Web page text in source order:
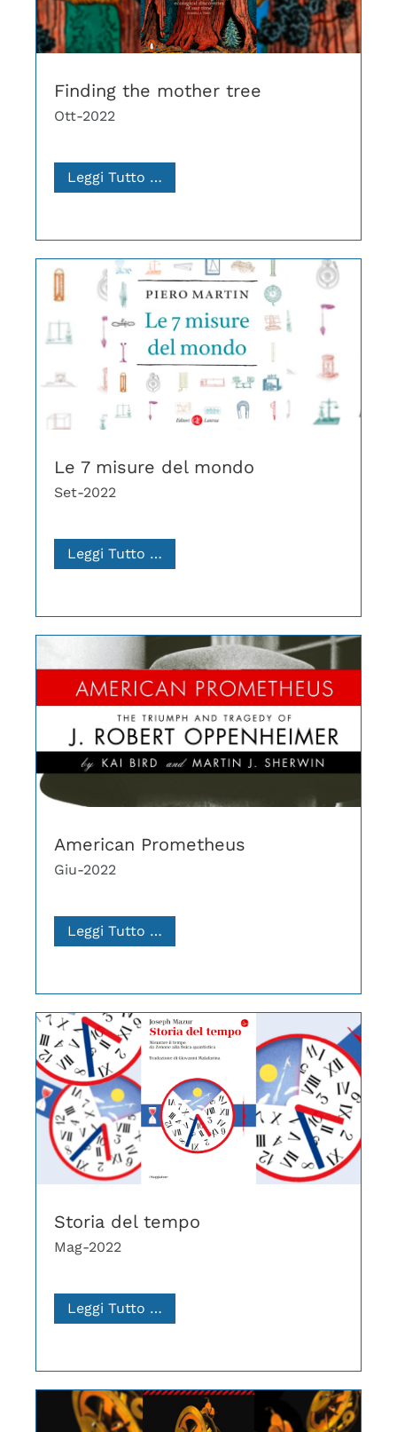
Finding the mother tree
Ott-2022
Leggi Tutto …
Le 7 misure del mondo
Set-2022
Leggi Tutto …
American Prometheus
Giu-2022
Leggi Tutto …
Storia del tempo
Mag-2022
Leggi Tutto …